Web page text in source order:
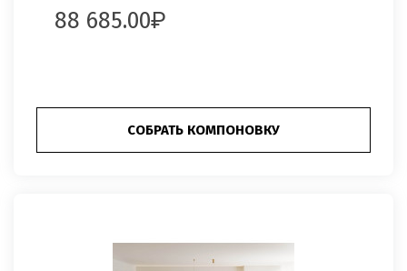
88 685.00
СОБРАТЬ КОМПОНОВКУ